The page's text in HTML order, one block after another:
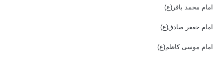
امام محمد باقر(ع)
امام جعفر صادق(ع)
امام موسی کاظم(ع)